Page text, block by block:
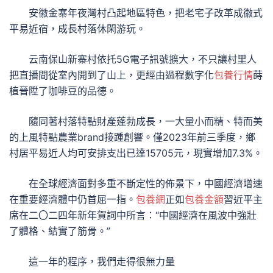
安徽金寨年夜灣村凸起地區特色，把老宅子改革成徽式
平易近宿，成長村落休閑游玩。
云南保山新寨村依托5G電子訊號擴大，不只讓村里人
把直播間從室內開到了山上，更經由過程數字化包養行情蒔
植晉陞了咖啡豆的品德。
隨同著村落特點財產蓬勃成長，一大量小而精、特而美
的上風特點農業brand接踵創響。僅2023年前三季度，鄉
村居平易近人均可安排支出已達15705元，現實增加7.3%。
在全球經濟面對多重不斷定性的佈景下，中國經濟增速
在重要經濟體中仍首屈一指。 包養網正如包養金額習近平主
席在二〇二四年新年賀詞中所言：“中國經濟在風波中強壯
了體格、結實了筋骨。”
這一年的程序，我們走得很無力量